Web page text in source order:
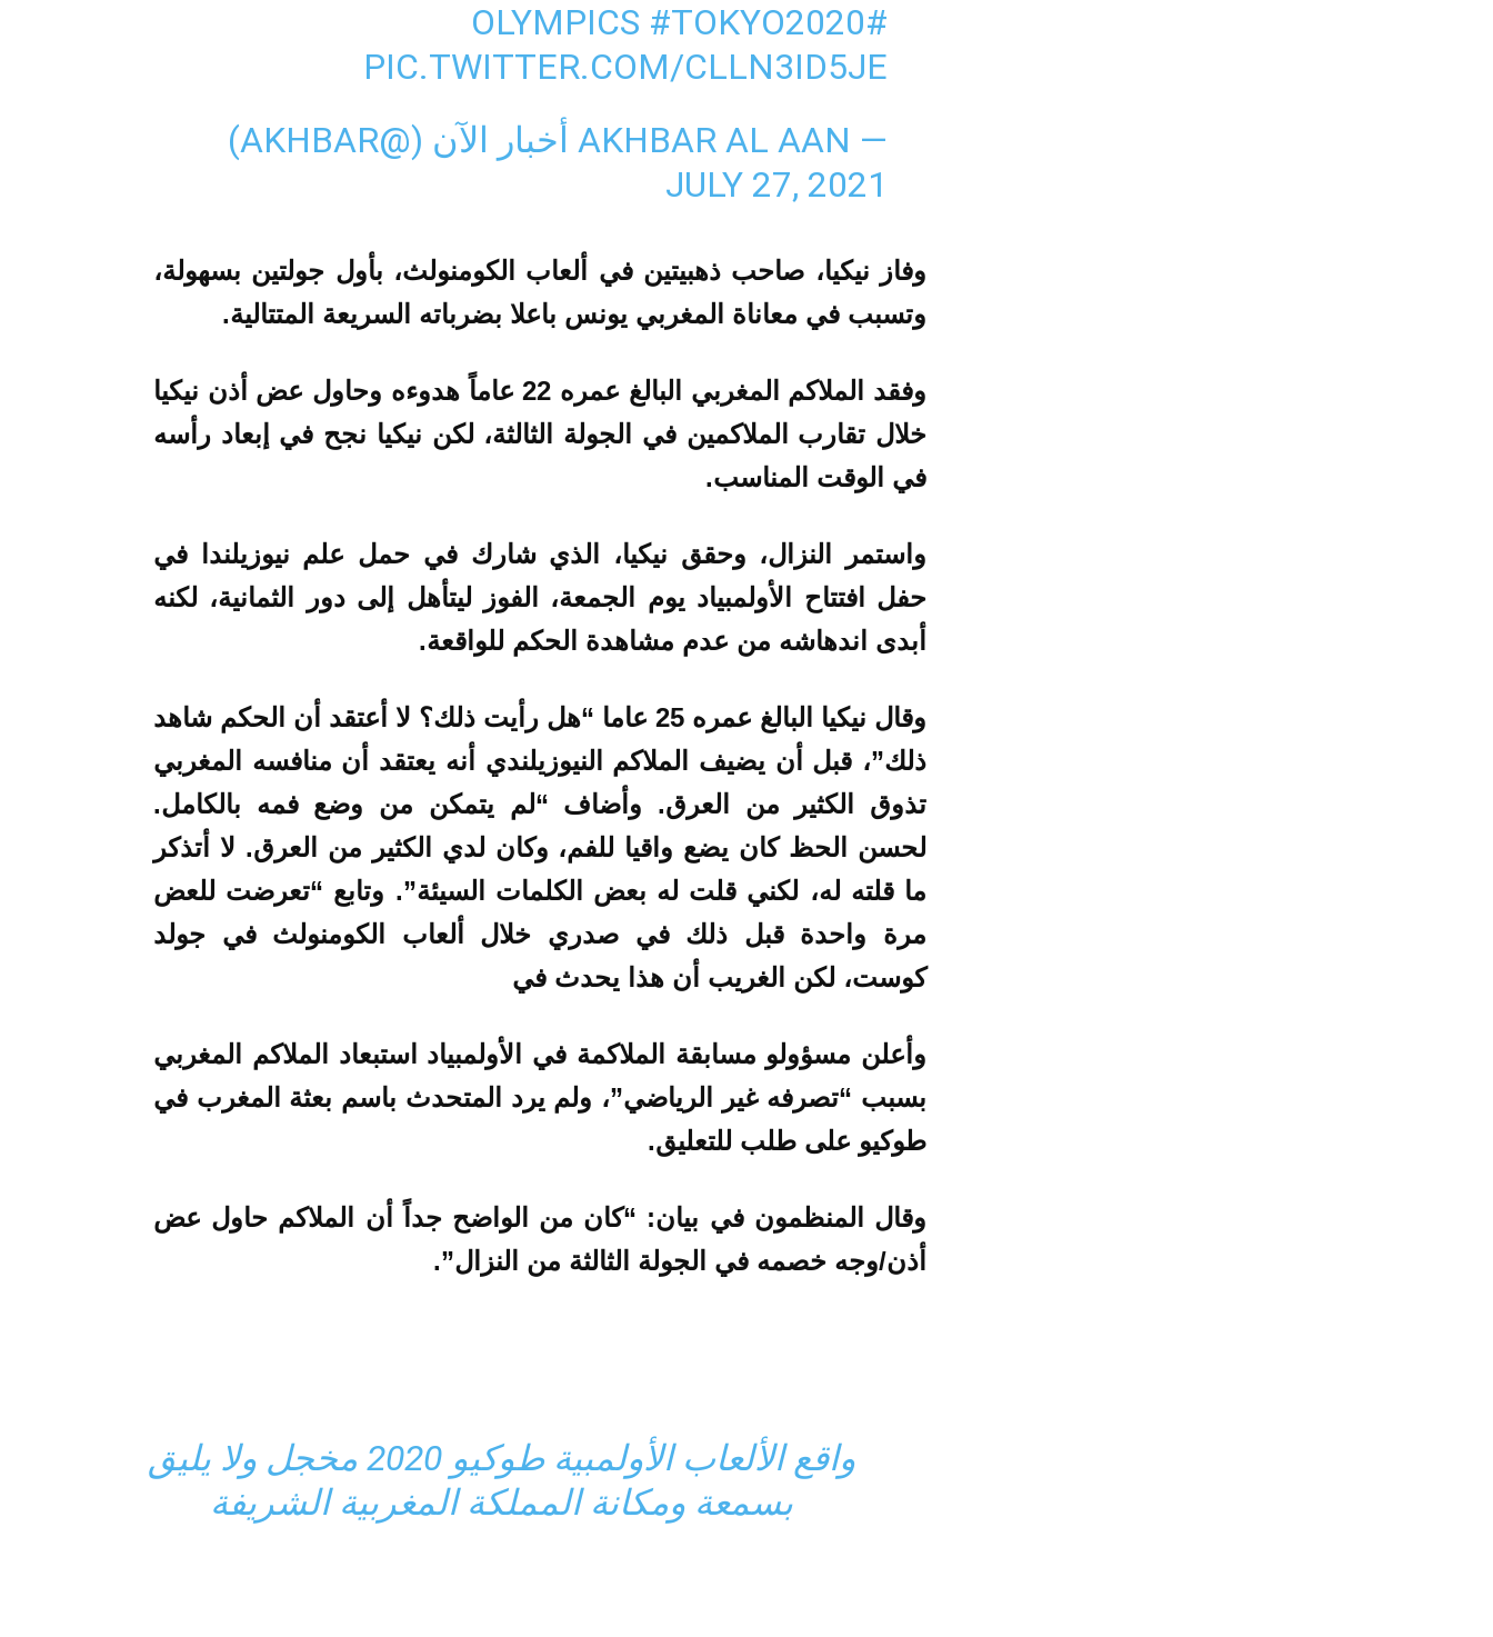
#OLYMPICS
#TOKYO2020
PIC.TWITTER.COM/CLLN3ID5JE
— AKHBAR AL AAN أخبار الآن (@AKHBAR)
JULY 27, 2021
وفاز نيكيا، صاحب ذهبيتين في ألعاب الكومنولث، بأول جولتين بسهولة،
وتسبب في معاناة المغربي يونس باعلا بضرباته السريعة المتتالية.
وفقد الملاكم المغربي البالغ عمره 22 عاماً هدوءه وحاول عض أذن نيكيا
خلال تقارب الملاكمين في الجولة الثالثة، لكن نيكيا نجح في إبعاد رأسه
في الوقت المناسب.
واستمر النزال، وحقق نيكيا، الذي شارك في حمل علم نيوزيلندا في
حفل افتتاح الأولمبياد يوم الجمعة، الفوز ليتأهل إلى دور الثمانية، لكنه
أبدى اندهاشه من عدم مشاهدة الحكم للواقعة.
وقال نيكيا البالغ عمره 25 عاما “هل رأيت ذلك؟ لا أعتقد أن الحكم شاهد
ذلك”، قبل أن يضيف الملاكم النيوزيلندي أنه يعتقد أن منافسه المغربي
تذوق الكثير من العرق. وأضاف “لم يتمكن من وضع فمه بالكامل.
لحسن الحظ كان يضع واقيا للفم، وكان لدي الكثير من العرق. لا أتذكر
ما قلته له، لكني قلت له بعض الكلمات السيئة”. وتابع “تعرضت للعض
مرة واحدة قبل ذلك في صدري خلال ألعاب الكومنولث في جولد
كوست، لكن الغريب أن هذا يحدث في
وأعلن مسؤولو مسابقة الملاكمة في الأولمبياد استبعاد الملاكم المغربي
بسبب “تصرفه غير الرياضي”، ولم يرد المتحدث باسم بعثة المغرب في
طوكيو على طلب للتعليق.
وقال المنظمون في بيان: “كان من الواضح جداً أن الملاكم حاول عض
أذن/وجه خصمه في الجولة الثالثة من النزال”.
واقع الألعاب الأولمبية طوكيو 2020 مخجل ولا يليق
بسمعة ومكانة المملكة المغربية الشريفة